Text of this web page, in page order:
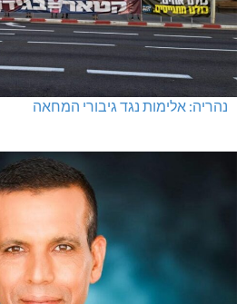
נהריה: אלימות נגד גיבורי המחאה